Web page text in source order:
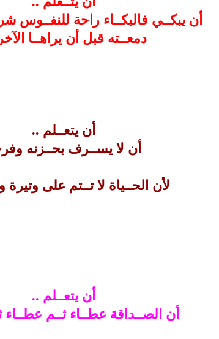
أن يبكــي فالبكــاء راحة
دمعــته قبل أن يراهــا
أن يتعــلم ..
أن لا يســرف بحــزنه
لأن الحــياة لا تــتم على وتيرة
أن يتعــلم ..
أن الصــداقة عطــاء ثــم